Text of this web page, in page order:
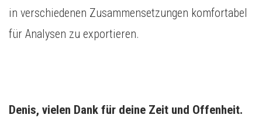
in verschiedenen Zusammensetzungen komfortabel
für Analysen zu exportieren.
Denis, vielen Dank für deine Zeit und Offenheit.